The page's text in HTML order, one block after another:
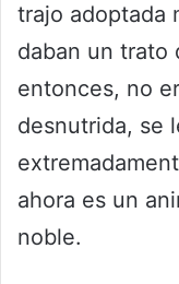
trajo adoptada
daban un trato
entonces, no
desnutrida, se
ahora es un
noble.